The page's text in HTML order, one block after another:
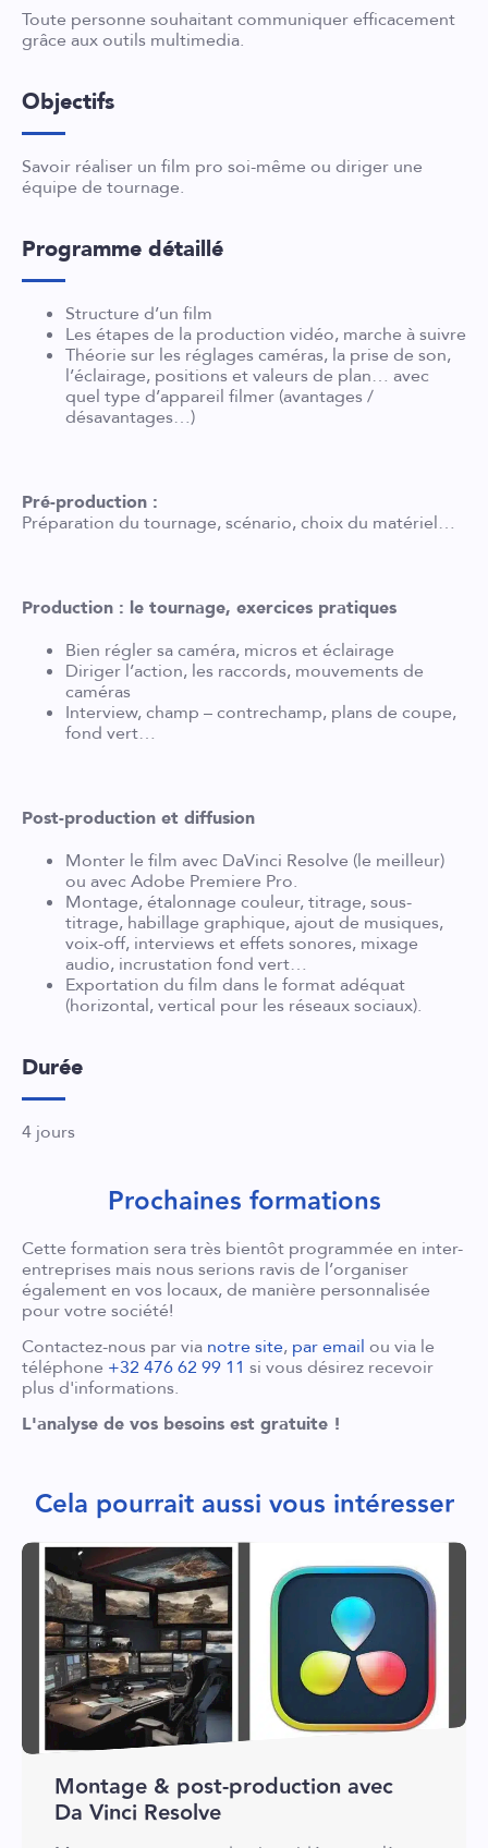
Toute personne souhaitant communiquer efficacement
grâce aux outils multimedia.
Objectifs
Savoir réaliser un film pro soi-même ou diriger une
équipe de tournage.
Programme détaillé
Structure d’un film
Les étapes de la production vidéo, marche à suivre
Théorie sur les réglages caméras, la prise de son,
l’éclairage, positions et valeurs de plan… avec
quel type d’appareil filmer (avantages /
désavantages…)
Pré-production :
Préparation du tournage, scénario, choix du matériel…
Production : le tournage, exercices pratiques
Bien régler sa caméra, micros et éclairage
Diriger l’action, les raccords, mouvements de
caméras
Interview, champ – contrechamp, plans de coupe,
fond vert…
Post-production et diffusion
Monter le film avec DaVinci Resolve (le meilleur)
ou avec Adobe Premiere Pro.
Montage, étalonnage couleur, titrage, sous-
titrage, habillage graphique, ajout de musiques,
voix-off, interviews et effets sonores, mixage
audio, incrustation fond vert…
Exportation du film dans le format adéquat
(horizontal, vertical pour les réseaux sociaux).
Durée
4 jours
Prochaines formations
Cette formation sera très bientôt programmée en inter-
entreprises mais nous serions ravis de l’organiser
également en vos locaux, de manière personnalisée
pour votre société!
Contactez-nous par via notre site, par email ou via le
téléphone +32 476 62 99 11 si vous désirez recevoir
plus d'informations.
L'analyse de vos besoins est gratuite !
Cela pourrait aussi vous intéresser
Montage & post-production avec
Da Vinci Resolve